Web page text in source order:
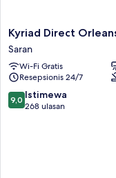
Kyriad
Direct
Orleans
Nord
-
Cap
Saran
Kyriad Direct
Saran
Wi-Fi Gratis
Resepsionis 24/7
9.0
dari
9,0 Istimewa
268 ulasan